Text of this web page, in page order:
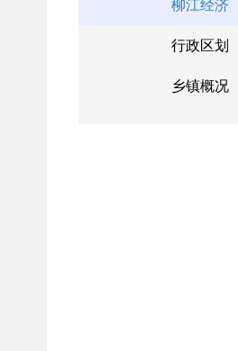
柳江经济
行政区划
乡镇概况